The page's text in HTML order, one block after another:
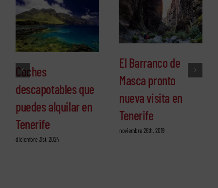
Coches
descapotables que
puedes alquilar en
Tenerife
diciembre 31st, 2024
El Barranco de
Masca pronto
nueva visita en
Tenerife
noviembre 26th, 2019